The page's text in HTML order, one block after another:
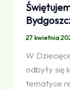
27 kwietnia
W
odbyły się
tematyce